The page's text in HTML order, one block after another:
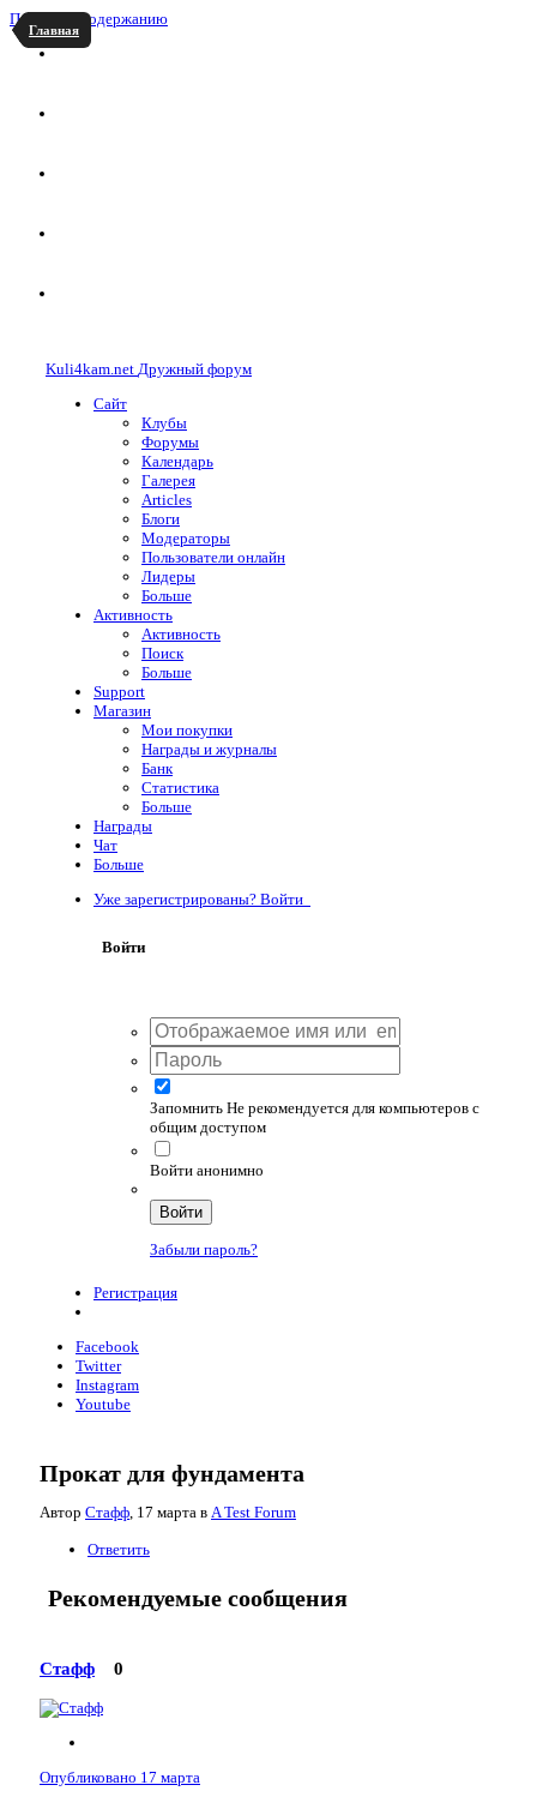
Перейти к содержанию
Главная
Kuli4kam.net Дружный форум
Сайт
Клубы
Форумы
Календарь
Галерея
Articles
Блоги
Модераторы
Пользователи онлайн
Лидеры
Больше
Активность
Активность
Поиск
Больше
Support
Магазин
Мои покупки
Награды и журналы
Банк
Статистика
Больше
Награды
Чат
Больше
Уже зарегистрированы? Войти
Войти
Запомнить Не рекомендуется для компьютеров с
общим доступом
Войти анонимно
Войти
Забыли пароль?
Регистрация
Facebook
Twitter
Instagram
Youtube
Прокат для фундамента
Автор Стафф 17 марта в A Test Forum
Ответить
Рекомендуемые сообщения
Стафф 0
Опубликовано 17 марта